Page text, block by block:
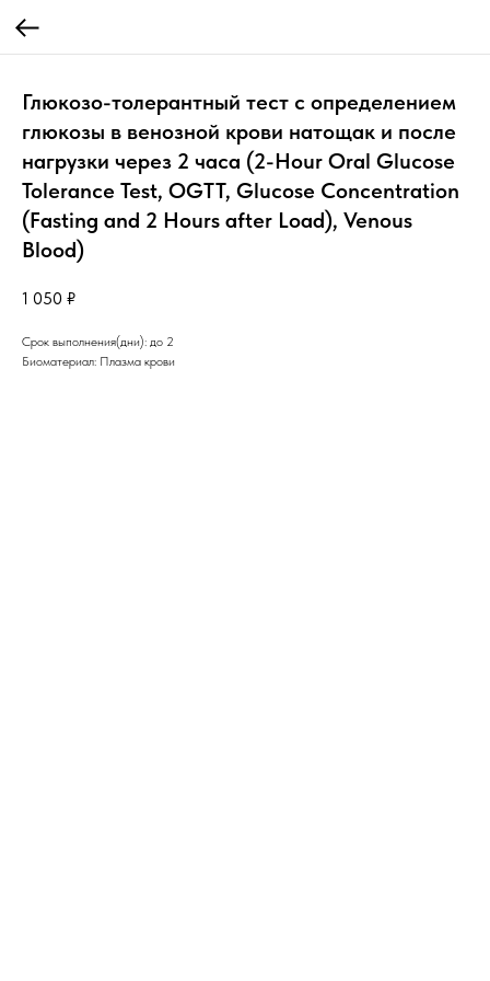
Глюкозо-толерантный тест с определением
глюкозы в венозной крови натощак и после
нагрузки через 2 часа (2-Hour Oral Glucose
Tolerance Test, OGTT, Glucose Concentration
(Fasting and 2 Hours after Load), Venous
Blood)
1 050 ₽
Срок выполнения(дни): до 2
Биоматериал: Плазма крови